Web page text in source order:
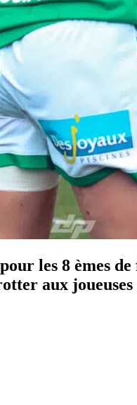
les 8 èmes
aux